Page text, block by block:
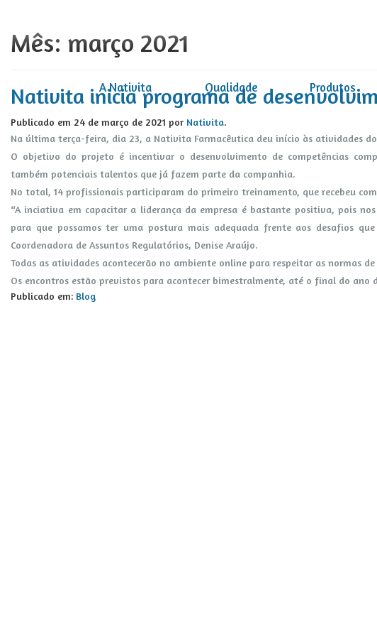
A Nativita Qualidade Produtos
Mês: março 2021
Nativita inicia programa de
Publicado em 24 de março de 2021 por Nativita.
Na última terça-feira, dia 23, a Nativita Farmacêutica deu início às atividades
O objetivo do projeto é incentivar o desenvolvimento de competências
também potenciais talentos que já fazem parte da companhia.
No total, 14 profissionais participaram do primeiro treinamento, que recebeu
“A inciativa em capacitar a liderança da empresa é bastante positiva, pois
para que possamos ter uma postura mais adequada frente aos desafios
Coordenadora de Assuntos Regulatórios, Denise Araújo.
Todas as atividades acontecerão no ambiente online para respeitar as normas
Os encontros estão previstos para acontecer bimestralmente, até o final do ano
Publicado em: Blog